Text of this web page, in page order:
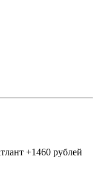
+1460 рублей